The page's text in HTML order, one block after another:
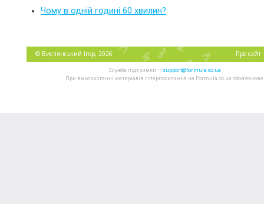
Чому в одній годині 60 хвилин?
© Виспянський Ігор, 2026 Про сайт
Служба підтримки — support@formula.co.ua
При використанні матеріалів гіперпосилання на Formula.co.ua обов'язкове.